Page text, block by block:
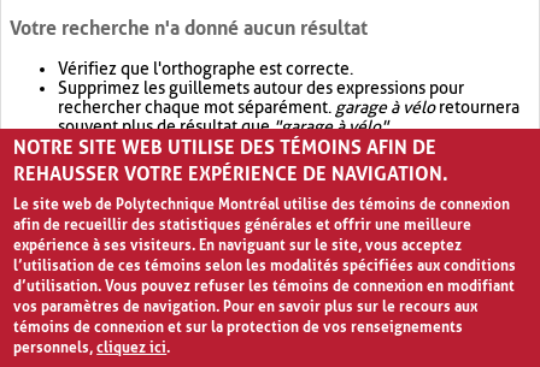
Votre recherche n'a donné aucun résultat
Vérifiez que l'orthographe est correcte.
Supprimez les guillemets autour des expressions pour
rechercher chaque mot séparément. garage à véloretournera
souvent plus de résultat que"garage à vélo".
Envisagez d'élargir votre recherche avec OR.garage OR vélo
retournera souvent plus de résultat quegarage à vélo
NOTRE SITE WEB UTILISE DES TÉMOINS AFIN DE
REHAUSSER VOTRE EXPÉRIENCE DE NAVIGATION.
Le site web de Polytechnique Montréal utilise des témoins de connexion
afin de recueillir des statistiques générales et offrir une meilleure
expérience à ses visiteurs. En naviguant sur le site, vous acceptez
l’utilisation de ces témoins selon les modalités spécifiées aux conditions
d’utilisation. Vous pouvez refuser les témoins de connexion en modifiant
vos paramètres de navigation. Pour en savoir plus sur le recours aux
témoins de connexion et sur la protection de vos renseignements
personnels,cliquez ici.